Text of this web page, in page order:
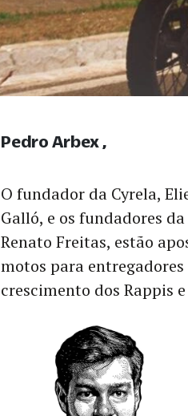
O fundador da Cyrela,
Galló, e os fundadores
Renato Freitas, estão
motos para
crescimento dos Rappis
Pedro Arbex